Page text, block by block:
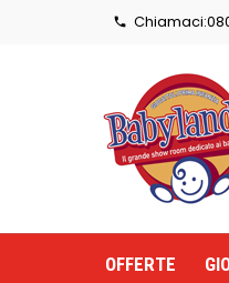
 Chiamaci:
OFFERTE